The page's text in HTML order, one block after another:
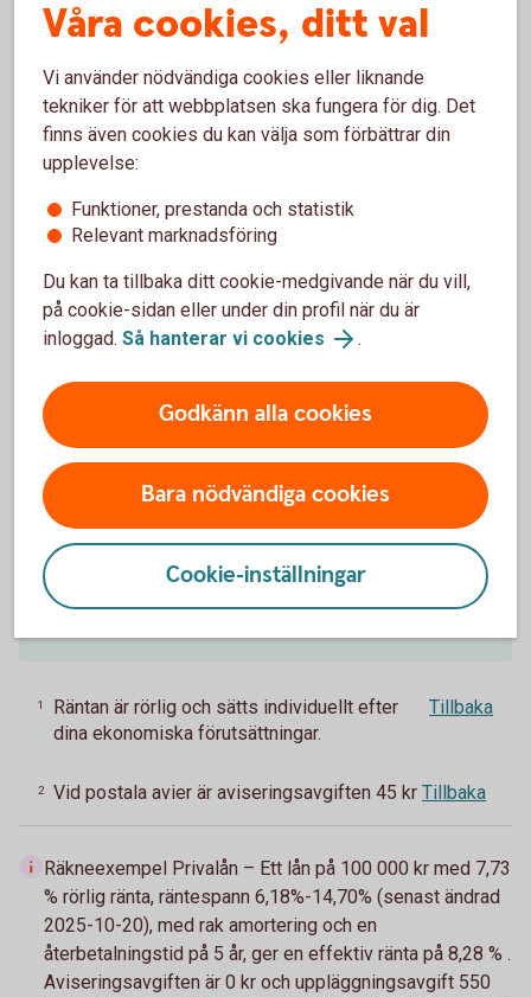
Pris och ränta Privatlån
Ränta
6,18%-14,70% (senast ändrad 2025-10-20) räntan är
rörlig 1
Effektiv ränta
8,28 %
Lånebelopp
20 000 - 350 000 kr
Återbetalningstid
upp till 12 år
Uppläggningsavgift
550 kr
Aviseringsavgift e-faktura
1
Räntan är rörlig och sätts individuellt efter
dina ekonomiska förutsättningar.
Tillbaka
2 Vid postala avier är aviseringsavgiften 45 kr Tillbaka
Räkneexempel Privalån – Ett lån på 100 000 kr med 7,73
% rörlig ränta, räntespann 6,18%-14,70% (senast ändrad
2025-10-20), med rak amortering och en
återbetalningstid på 5 år, ger en effektiv ränta på 8,28 % .
Aviseringsavgiften är 0 kr och uppläggningsavgift 550
Våra cookies, ditt val
Vi använder nödvändiga cookies eller liknande
tekniker för att webbplatsen ska fungera för dig. Det
finns även cookies du kan välja som förbättrar din
upplevelse:
Funktioner, prestanda och statistik
Relevant marknadsföring
Du kan ta tillbaka ditt cookie-medgivande när du vill,
på cookie-sidan eller under din profil när du är
inloggad. Så hanterar vi cookies .
Godkänn alla cookies
Bara nödvändiga cookies
Cookie-inställningar